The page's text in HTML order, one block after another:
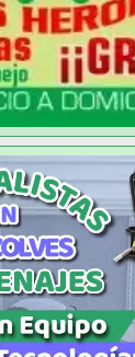
Eventos
Eléctricos